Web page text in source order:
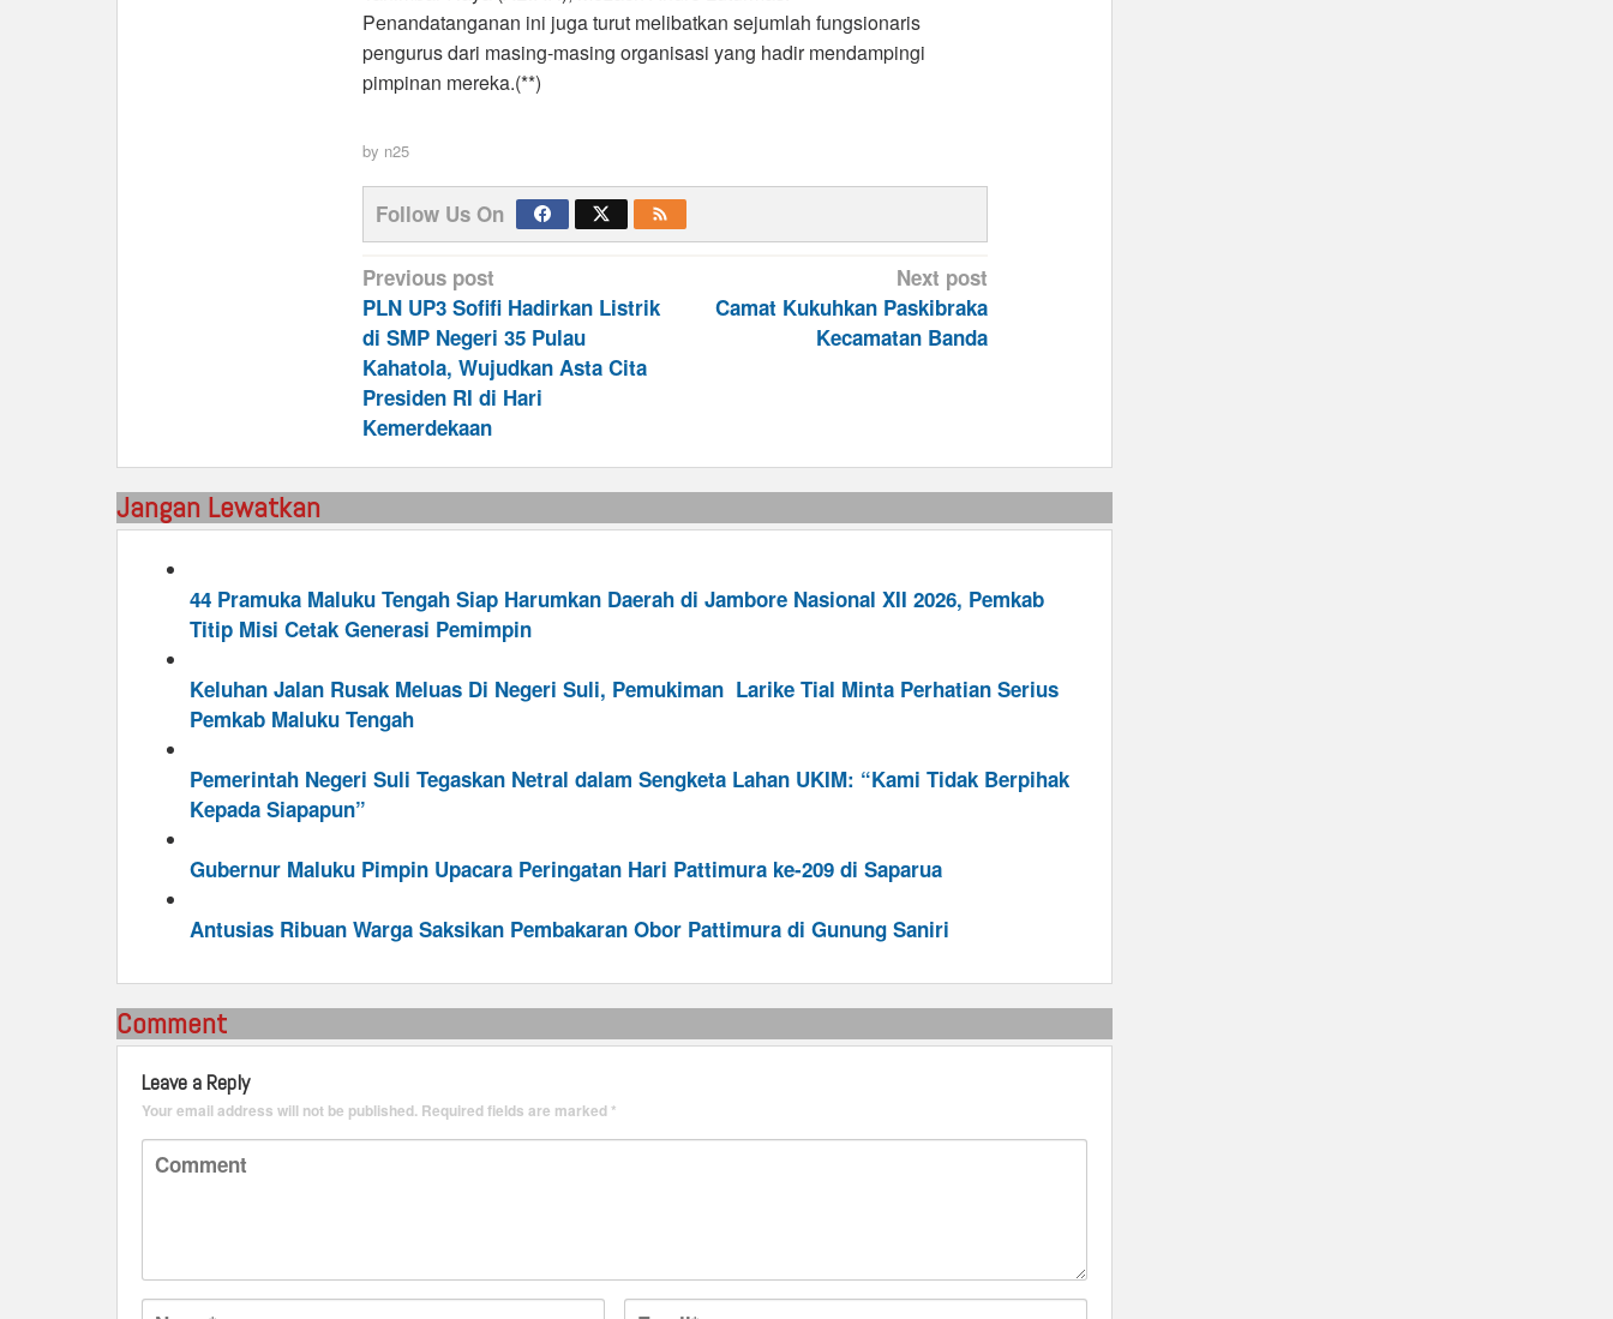
Penandatanganan ini juga turut melibatkan sejumlah fungsionaris
pengurus dari masing-masing organisasi yang hadir mendampingi
pimpinan mereka.(**)
by n25
Follow Us On
Post
navigation
Previous post
PLN UP3 Sofifi Hadirkan Listrik
di SMP Negeri 35 Pulau
Kahatola, Wujudkan Asta Cita
Presiden RI di Hari
Kemerdekaan
Next post
Camat Kukuhkan Paskibraka
Kecamatan Banda
Jangan Lewatkan
44 Pramuka Maluku Tengah Siap Harumkan Daerah di Jambore Nasional XII 2026, Pemkab
Titip Misi Cetak Generasi Pemimpin
Keluhan Jalan Rusak Meluas Di Negeri Suli, Pemukiman Larike Tial Minta Perhatian Serius
Pemkab Maluku Tengah
Pemerintah Negeri Suli Tegaskan Netral dalam Sengketa Lahan UKIM: “Kami Tidak Berpihak
Kepada Siapapun”
Gubernur Maluku Pimpin Upacara Peringatan Hari Pattimura ke-209 di Saparua
Antusias Ribuan Warga Saksikan Pembakaran Obor Pattimura di Gunung Saniri
Comment
Leave a Reply
Your email address will not be published. Required fields are marked*